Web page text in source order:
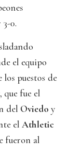
0.
el equipo
los puestos de
, que fue el
del Oviedo y
el Athletic
fueron al